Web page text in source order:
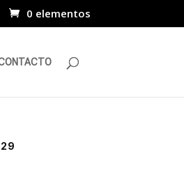
0 elementos